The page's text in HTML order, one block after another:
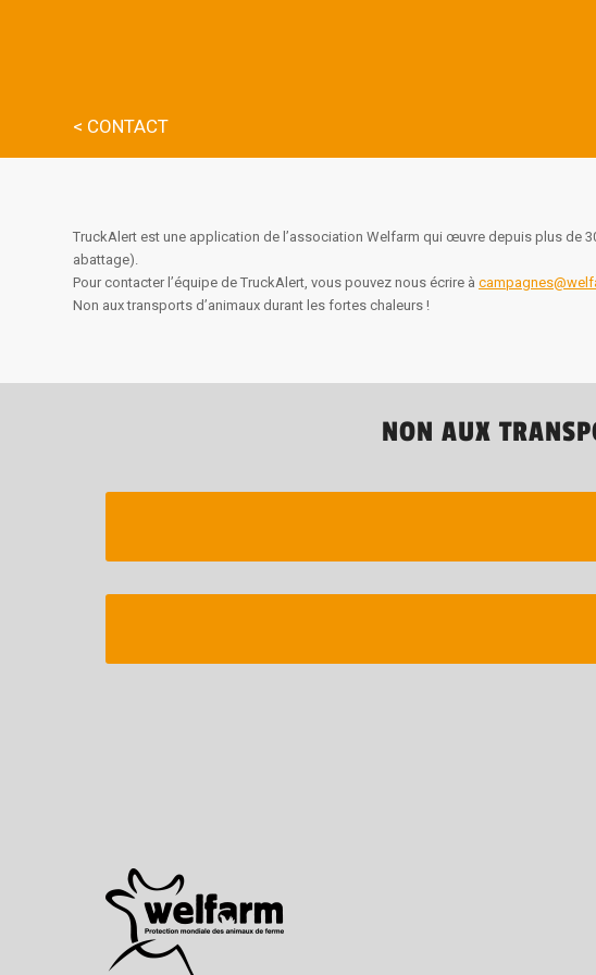
< CONTACT
TruckAlert est une application de l’association Welfarm qui œuvre depuis plus de
abattage).
Pour contacter l’équipe de TruckAlert, vous pouvez nous écrire à
Non aux transports d’animaux durant les fortes chaleurs !
NON AUX